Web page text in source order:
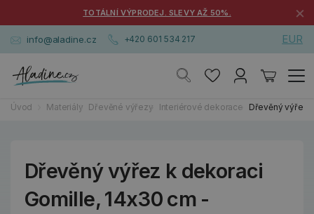
TOTÁLNÍ VÝPRODEJ. SLEVY AŽ 50%. ×
info@aladine.cz +420 601 534 217 EUR
Úvod Materiály Dřevěné výřezy Interiérové dekorace Dřevěný výřez
Dřevěný výřez k dekoraci
Gomille, 14x30 cm -